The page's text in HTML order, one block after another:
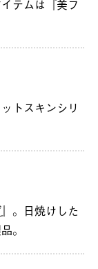
テムは『美フ
トスキンシリ
』。日焼けした
。